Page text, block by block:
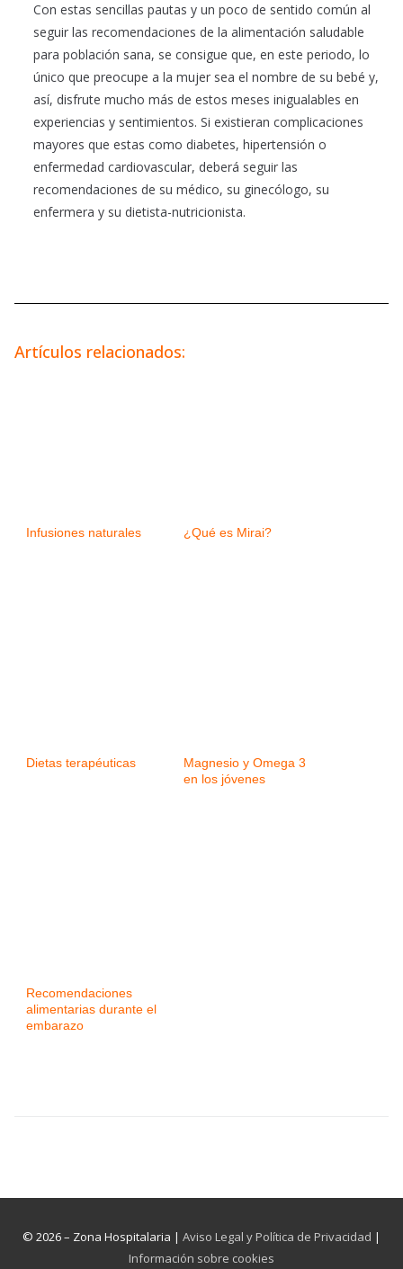
Con estas sencillas pautas y un poco de sentido común al
seguir las recomendaciones de la alimentación saludable
para población sana, se consigue que, en este periodo, lo
único que preocupe a la mujer sea el nombre de su bebé y,
así, disfrute mucho más de estos meses inigualables en
experiencias y sentimientos. Si existieran complicaciones
mayores que estas como diabetes, hipertensión o
enfermedad cardiovascular, deberá seguir las
recomendaciones de su médico, su ginecólogo, su
enfermera y su dietista-nutricionista.
Artículos relacionados:
Infusiones naturales ¿Qué es Mirai?
Dietas terapéuticas
Magnesio y Omega 3
en los jóvenes
Recomendaciones
alimentarias durante el
embarazo
© 2026 – Zona Hospitalaria | Aviso Legal y Política de Privacidad |
Información sobre cookies